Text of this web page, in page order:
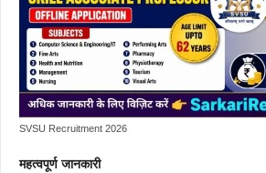
SVSU Recruitment 2026
महत्वपूर्ण जानकारी